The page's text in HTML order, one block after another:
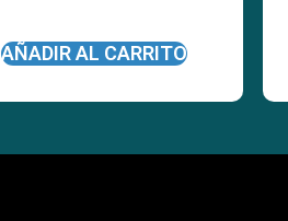
AÑADIR AL CARRITO